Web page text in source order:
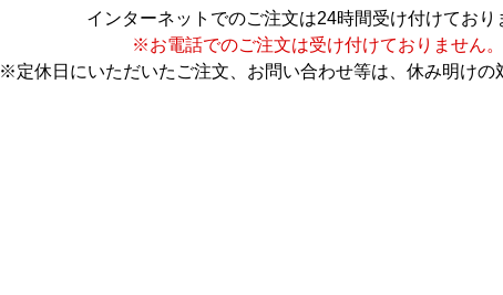
インターネットでのご注文は24時間受け付けており
※お電話でのご注文は受け付けておりません。
※定休日にいただいたご注文、お問い合わせ等は、休み明けの